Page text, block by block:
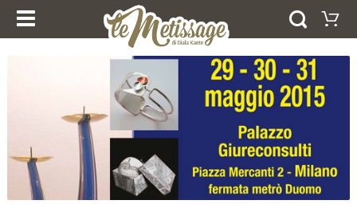
I NOSTRI CORSI
PRODOTTI
AFRICA
FEDI NUZIALI
ARGENTO
Carrello
Il vostro carrello è vuoto
Visitate il negozio